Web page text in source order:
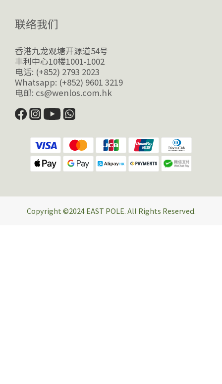
联络我们
香港九龙观塘开源道54号
丰利中心10楼1001-1002
电话: (+852) 2793 2023
Whatsapp: (+852) 9601 3219
电邮: cs@wenlos.com.hk
Copyright ©2024 EAST POLE. All Rights Reserved.